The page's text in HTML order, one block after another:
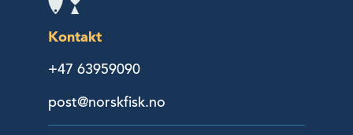
Kontakt
+47 63959090
post@norskfisk.no